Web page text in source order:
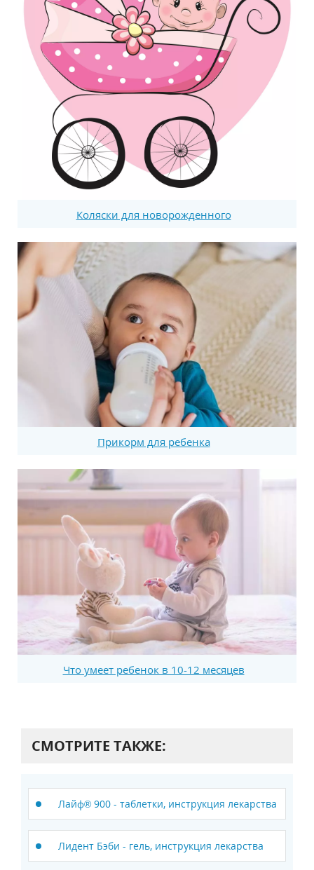
Коляски для новорожденного
Прикорм для ребенка
Что умеет ребенок в 10-12 месяцев
СМОТРИТЕ ТАКЖЕ:
Лайф® 900 - таблетки, инструкция лекарства
Лидент Бэби - гель, инструкция лекарства